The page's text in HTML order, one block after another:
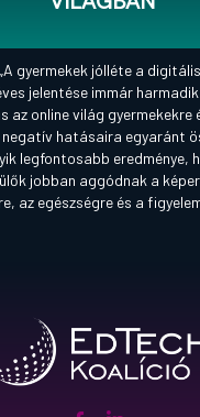
gyermekek jólléte a
jelentése immár
az online világ
hatásaira egyaránt
legfontosabb eredménye,
jobban aggódnak a
az egészségre és a